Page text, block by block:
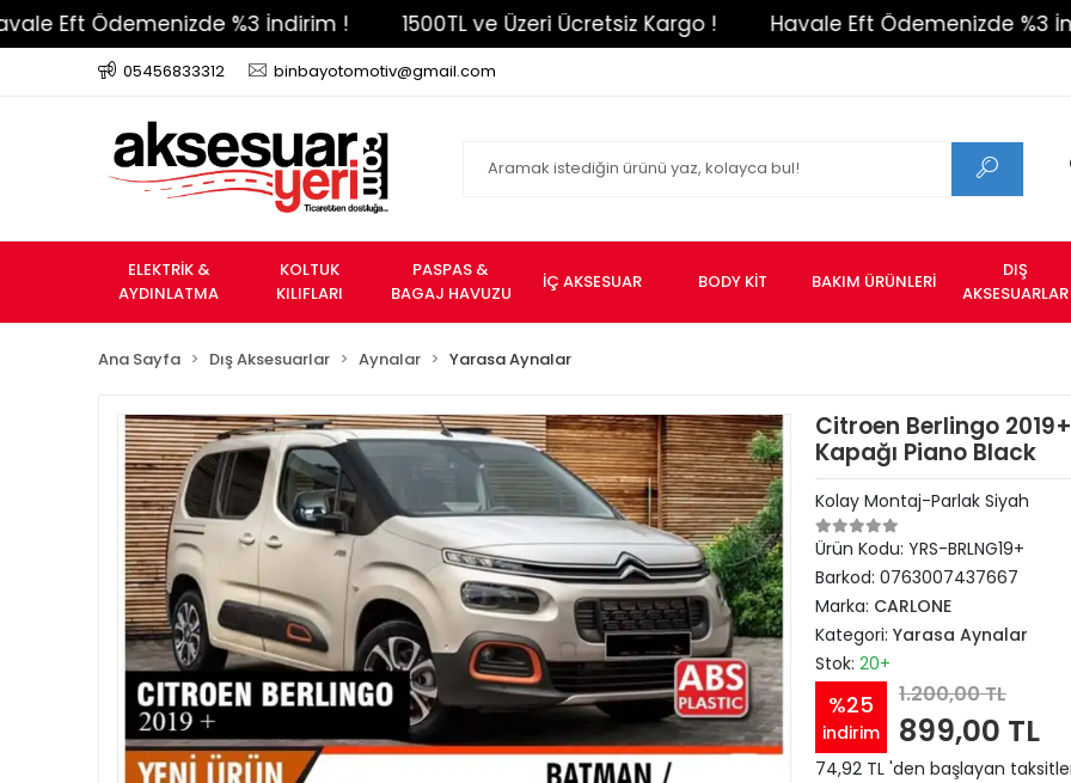
Ödemenizde %3 İndirim ! 1500TL ve Üzeri Ücretsiz Kargo ! Havale Eft Ödemenizde %3 İndirim !
05456833312 binbayotomotiv@gmail.com
ELEKTRİK &
AYDINLATMA
KOLTUK
KILIFLARI
PASPAS &
BAGAJ HAVUZU
İÇ AKSESUAR BODY KİT BAKIM ÜRÜNLERİ
DIŞ
AKSESUARLAR
Ana Sayfa Dış Aksesuarlar Aynalar Yarasa Aynalar
Citroen Berlingo
Kapağı Piano Black
Kolay Montaj-Parlak Siyah
Ürün Kodu: YRS-BRLNG19+
Barkod: 0763007437667
Marka: CARLONE
Kategori: Yarasa Aynalar
Stok: 20+
%25
indirim
1.200,00 TL
899,00 TL
74,92 TL 'den başlayan